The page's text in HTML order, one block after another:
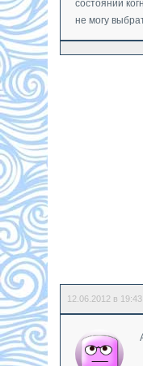
состоянии
не могу
12.06.2012 в 19:43